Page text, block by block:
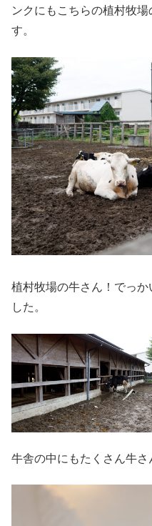
ンクにもこちらの植村牧
す。
植村牧場の牛さん！でっ
した。
牛舎の中にもたくさん牛さ